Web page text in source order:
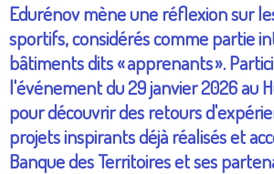
Edurénov mène une réflexion sur
sportifs, considérés comme partie
bâtiments dits « apprenants ».
l'événement du 29 janvier 2026 au
pour découvrir des retours
projets inspirants déjà réalisés et
Banque des Territoires et ses